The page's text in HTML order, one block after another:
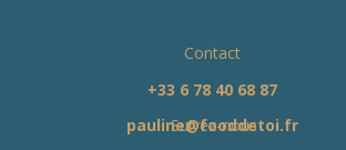
Contact
+33 6 78 40 68 87
pauline@fooddetoi.fr
Suivez-nous